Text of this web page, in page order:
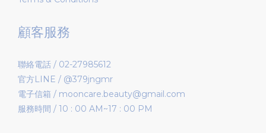
顧客服務
聯絡電話 / 02-27985612
官方LINE / @379jngmr
電子信箱 / mooncare.beauty@gmail.com
服務時間 / 10 : 00 AM~17 : 00 PM